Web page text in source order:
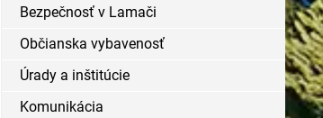
Bezpečnosť v Lamači
Občianska vybavenosť
Úrady a inštitúcie
Komunikácia